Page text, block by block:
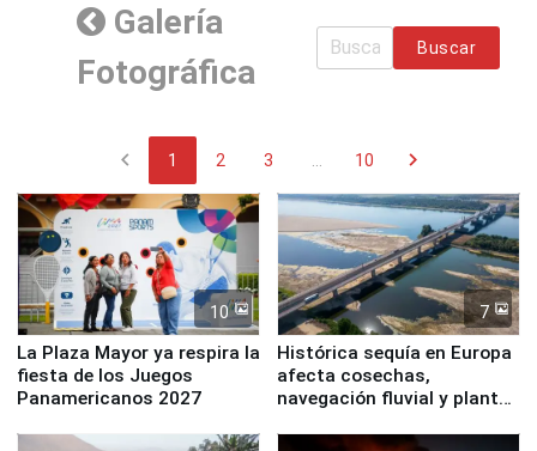
Galería
Fotográfica
Buscar
chevron_left 1 2 3 10 chevron_right
10
La Plaza Mayor ya respira la
fiesta de los Juegos
Panamericanos 2027
7
Histórica sequía en Europa
afecta cosechas,
navegación fluvial y plantas